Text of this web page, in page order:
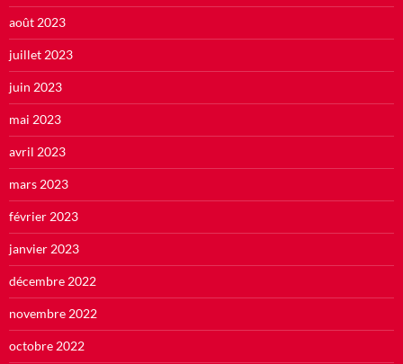
août 2023
juillet 2023
juin 2023
mai 2023
avril 2023
mars 2023
février 2023
janvier 2023
décembre 2022
novembre 2022
octobre 2022